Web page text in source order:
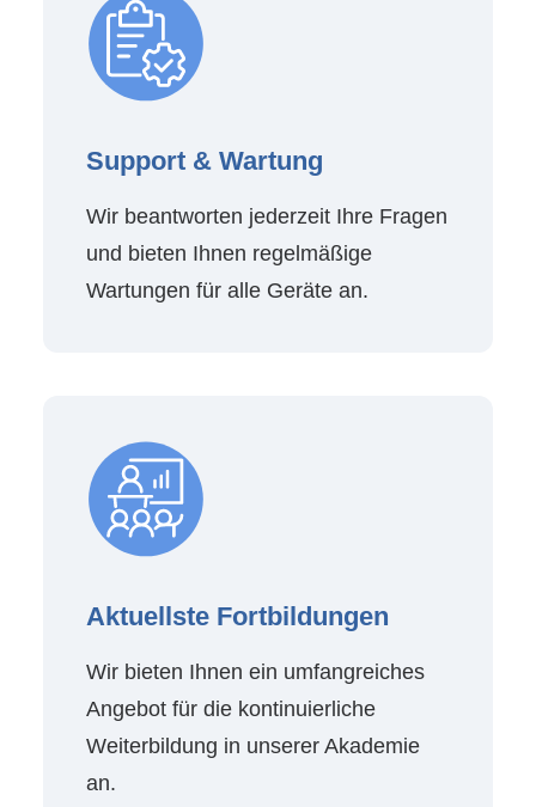
Support & Wartung
Wir beantworten jederzeit Ihre Fragen
und bieten Ihnen regelmäßige
Wartungen für alle Geräte an.
Aktuellste Fortbildungen
Wir bieten Ihnen ein umfangreiches
Angebot für die kontinuierliche
Weiterbildung in unserer Akademie
an.